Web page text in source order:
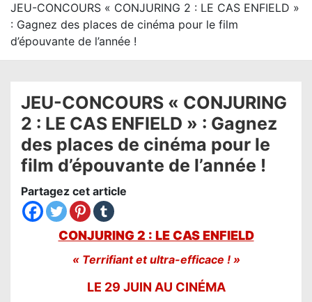
JEU-CONCOURS « CONJURING 2 : LE CAS ENFIELD »
: Gagnez des places de cinéma pour le film
d’épouvante de l’année !
JEU-CONCOURS « CONJURING
2 : LE CAS ENFIELD » : Gagnez
des places de cinéma pour le
film d’épouvante de l’année !
Partagez cet article
CONJURING 2 : LE CAS ENFIELD
« Terrifiant et ultra-efficace ! »
LE 29 JUIN AU CINÉMA